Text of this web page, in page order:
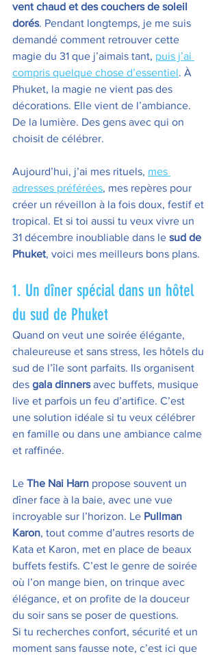
vent chaud et des couchers de soleil
dorés. Pendant longtemps, je me suis
demandé comment retrouver cette
magie du 31 que j’aimais tant, puis j’ai
compris quelque chose d’essentiel. À
Phuket, la magie ne vient pas des
décorations. Elle vient de l’ambiance.
De la lumière. Des gens avec qui on
choisit de célébrer.
Aujourd’hui, j’ai mes rituels, mes
adresses préférées, mes repères pour
créer un réveillon à la fois doux, festif et
tropical. Et si toi aussi tu veux vivre un
31 décembre inoubliable dans le sud de
Phuket, voici mes meilleurs bons plans.
1. Un dîner spécial dans un hôtel
du sud de Phuket
Quand on veut une soirée élégante,
chaleureuse et sans stress, les hôtels du
sud de l’île sont parfaits. Ils organisent
des gala dinners avec buffets, musique
live et parfois un feu d’artifice. C’est
une solution idéale si tu veux célébrer
en famille ou dans une ambiance calme
et raffinée.
Le The Nai Harn propose souvent un
dîner face à la baie, avec une vue
incroyable sur l’horizon. Le Pullman
Karon, tout comme d’autres resorts de
Kata et Karon, met en place de beaux
buffets festifs. C’est le genre de soirée
où l’on mange bien, on trinque avec
élégance, et on profite de la douceur
du soir sans se poser de questions.
Si tu recherches confort, sécurité et un
moment sans fausse note, c’est ici que